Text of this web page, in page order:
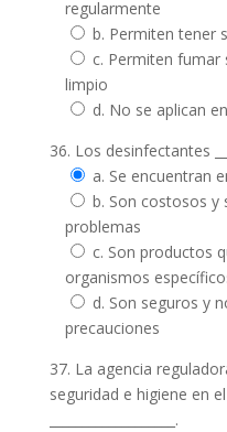
regularmente
b. Permiten tener
c. Permiten fumar
limpio
d. No se aplican
36. Los desinfectantes
a. Se encuentran
b. Son costosos y
problemas
c. Son productos
organismos
d. Son seguros y
precauciones
37. La agencia
seguridad e higiene en
___________________.